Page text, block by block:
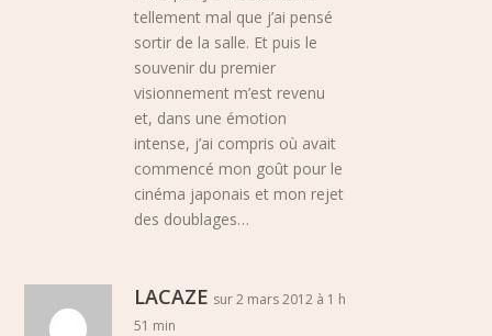
tellement mal que j’ai pensé
sortir de la salle. Et puis le
souvenir du premier
visionnement m’est revenu
et, dans une émotion
intense, j’ai compris où avait
commencé mon goût pour le
cinéma japonais et mon rejet
des doublages…
LACAZE sur 2 mars 2012 à 1 h
51 min